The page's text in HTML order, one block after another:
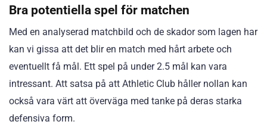
Bra potentiella spel för matchen
Med en analyserad matchbild och de skador som lagen har
kan vi gissa att det blir en match med hårt arbete och
eventuellt få mål. Ett spel på under 2.5 mål kan vara
intressant. Att satsa på att Athletic Club håller nollan kan
också vara värt att överväga med tanke på deras starka
defensiva form.